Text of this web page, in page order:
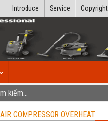
Copyright
Service
Introduce
AIR COMPRESSOR OVERHEAT